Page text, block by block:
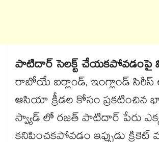
పాటిదార్ సెలక్ట్ చేయకపోవడంపై
రాబోయే ఐర్లాండ్, ఇంగ్లాండ్
ఆసియా క్రీడల కోసం ప్రకటించిన
స్వ్యాడ్ లో రజత్ పాటిదార్ పేరు
కనిపించకపోవడం ఇప్పుడు క్రికెట్